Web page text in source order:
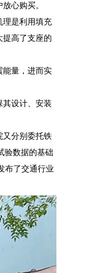
心购买。
理是利用填充
提高了支座的
能量，进而实
其设计、安装
又分别委托铁
验数据的基础
布了交通行业